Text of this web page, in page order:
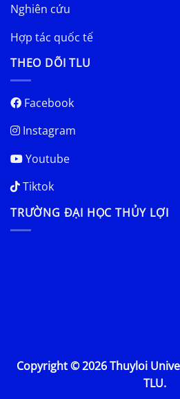
Nghiên cứu
Hợp tác quốc tế
THEO DÕI TLU
Facebook
Instagram
Youtube
Tiktok
TRƯỜNG ĐẠI HỌC THỦY LỢI
Copyright © 2026 Thuyloi
TLU.